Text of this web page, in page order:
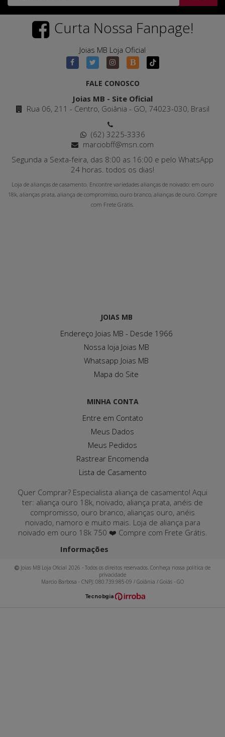
Curta Nossa Fanpage!
Joias MB Loja Oficial
JOIAS MB
Endereço Joias MB - Desde 1966
Nossa loja Joias MB
Whatsapp Joias MB
Mapa do Site
MINHA CONTA
Entre em Contato
Meus Dados
Meus Pedidos
Rastrear Encomenda
Lista de Casamento
FALE CONOSCO
Joias MB - Site Oficial
Rua 06, 211 - Centro, Goiânia - GO, 74023-030, Brasil
(62) 3225-3336
marciobff@msn.com
Segunda a Sexta-feira, das 8:00 as 16:00 e pelo WhatsApp
24 horas. todos os dias!
Loja de alianças de casamento. Encontre variedades alianças de noivado: em ouro
18k, alianças prata, aliança de compromisso, ouro branco, alianças de ouro. Compre
com Frete Grátis.
Quer Comprar? Especialista aliança de casamento! Aqui
ter: aliança ouro 18k, noivado, aliança prata, anéis de
compromisso, ouro branco, alianças ouro, anéis
noivado, namoro e muito mais. Loja de aliança para
noivado em ouro 18k 750 ❤️ Compre com Frete Grátis.
Informações
Joias MB Loja Oficial 2026 - Todos os direitos reservados. Conheça nossa política de
privacidade
Marcio Barbosa - CNPJ: 080.739.985-09 / Goiânia / Goiás - GO
Tecnologia